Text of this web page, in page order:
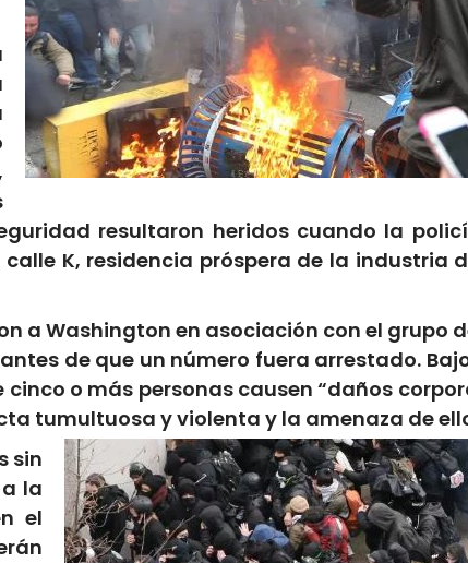
resultaron heridos cuando la
K, residencia próspera de la industria
a Washington en asociación con el grupo
de que un número fuera arrestado.
o más personas causen “daños
tumultuosa y violenta y la amenaza de
sin
la
el